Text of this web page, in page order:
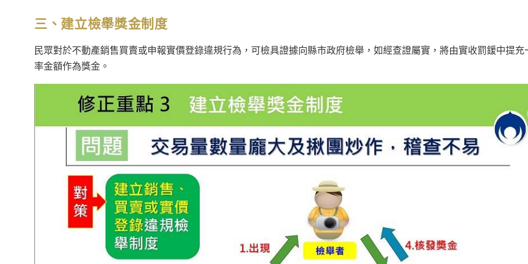
三、建立檢舉獎金制度
民眾對於不動產銷售買賣或申報實價登錄違規行為，可檢具證據向縣市政府檢舉，如經查證屬實，將由實收罰鍰中提充
率金額作為獎金。